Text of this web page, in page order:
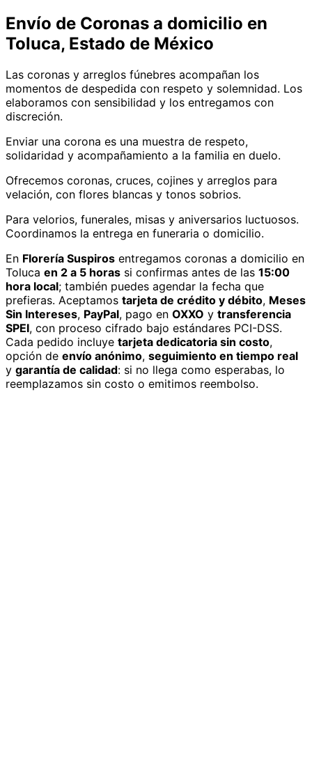
Envío de Coronas a domicilio en
Toluca, Estado de México
Las coronas y arreglos fúnebres acompañan los
momentos de despedida con respeto y solemnidad. Los
elaboramos con sensibilidad y los entregamos con
discreción.
Enviar una corona es una muestra de respeto,
solidaridad y acompañamiento a la familia en duelo.
Ofrecemos coronas, cruces, cojines y arreglos para
velación, con flores blancas y tonos sobrios.
Para velorios, funerales, misas y aniversarios luctuosos.
Coordinamos la entrega en funeraria o domicilio.
En Florería Suspiros entregamos coronas a domicilio en
Toluca en 2 a 5 horas si confirmas antes de las 15:00
hora local; también puedes agendar la fecha que
prefieras. Aceptamos tarjeta de crédito y débito, Meses
Sin Intereses, PayPal, pago en OXXO y transferencia
SPEI, con proceso cifrado bajo estándares PCI-DSS.
Cada pedido incluye tarjeta dedicatoria sin costo,
opción de envío anónimo, seguimiento en tiempo real
y garantía de calidad: si no llega como esperabas, lo
reemplazamos sin costo o emitimos reembolso.